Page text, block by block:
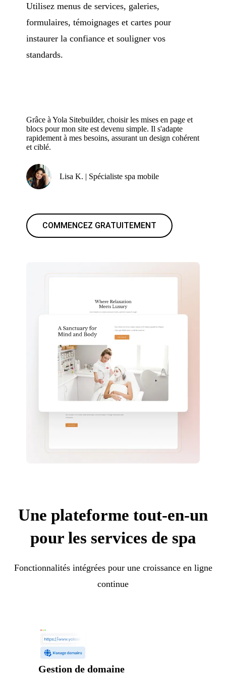
Utilisez menus de services, galeries,
formulaires, témoignages et cartes pour
instaurer la confiance et souligner vos
standards.
Grâce à Yola Sitebuilder, choisir les mises en page et
blocs pour mon site est devenu simple. Il s'adapte
rapidement à mes besoins, assurant un design cohérent
et ciblé.
Lisa K. | Spécialiste spa mobile
COMMENCEZ GRATUITEMENT
Une plateforme tout-en-un
pour les services de spa
Fonctionnalités intégrées pour une croissance en ligne
continue
Gestion de domaine